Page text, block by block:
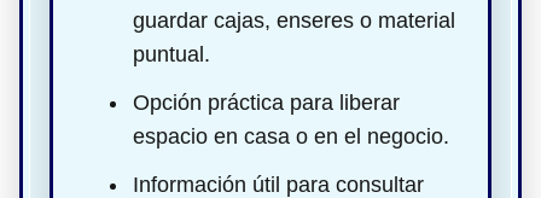
guardar cajas, enseres o material
puntual.
Opción práctica para liberar
espacio en casa o en el negocio.
Información útil para consultar